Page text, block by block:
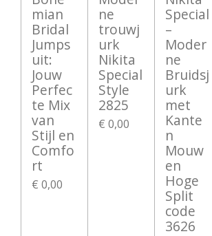
mian
Bridal
Jumps
uit:
Jouw
Perfec
te Mix
van
Stijl en
Comfo
rt
€ 0,00
ne
trouwj
urk
Nikita
Special
Style
2825
€ 0,00
Special
–
Moder
ne
Bruidsj
urk
met
Kante
n
Mouw
en
Hoge
Split
code
3626